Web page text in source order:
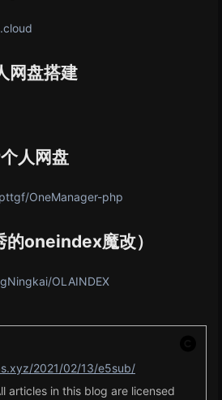
网盘搭建
人网盘
OneManager-php
oneindex魔改）
OLAINDEX
2021/02/13/e5sub/
articles in this blog are licensed